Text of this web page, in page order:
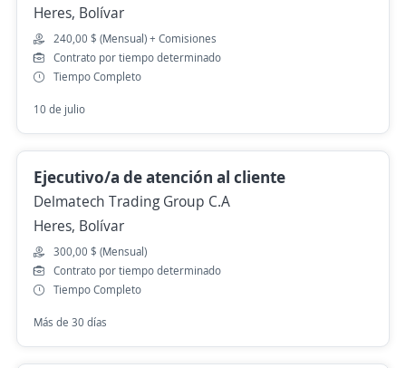
Heres, Bolívar
240,00 $ (Mensual) + Comisiones
Contrato por tiempo determinado
Tiempo Completo
10 de julio
Ejecutivo/a de atención al cliente
Delmatech Trading Group C.A
Heres, Bolívar
300,00 $ (Mensual)
Contrato por tiempo determinado
Tiempo Completo
Más de 30 días